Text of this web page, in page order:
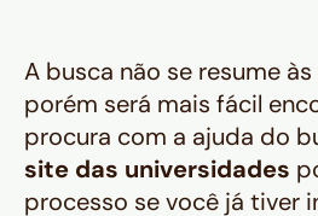
A busca não se resume
porém será mais fácil
procura com a ajuda do
site das universidades
processo se você já tiver